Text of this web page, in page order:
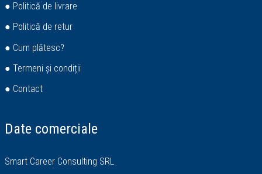
● Politică de livrare
● Politică de retur
● Cum plătesc?
● Termeni și condiții
● Contact
Date comerciale
Smart Career Consulting SRL